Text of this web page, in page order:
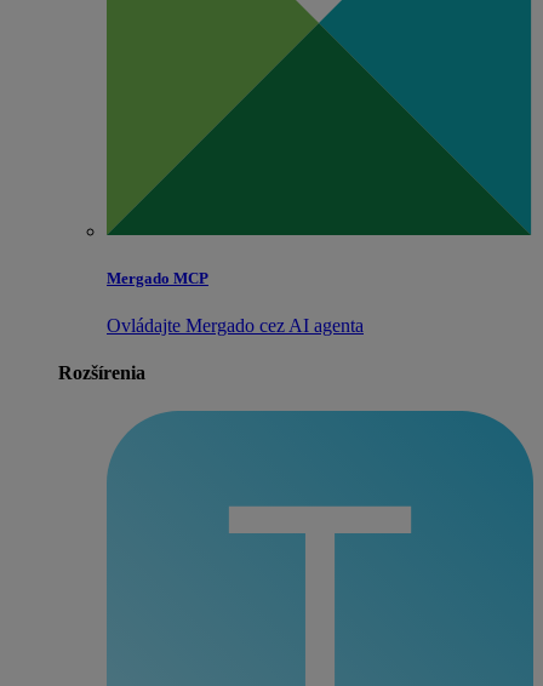
Mergado MCP
Ovládajte Mergado cez AI agenta
Rozšírenia